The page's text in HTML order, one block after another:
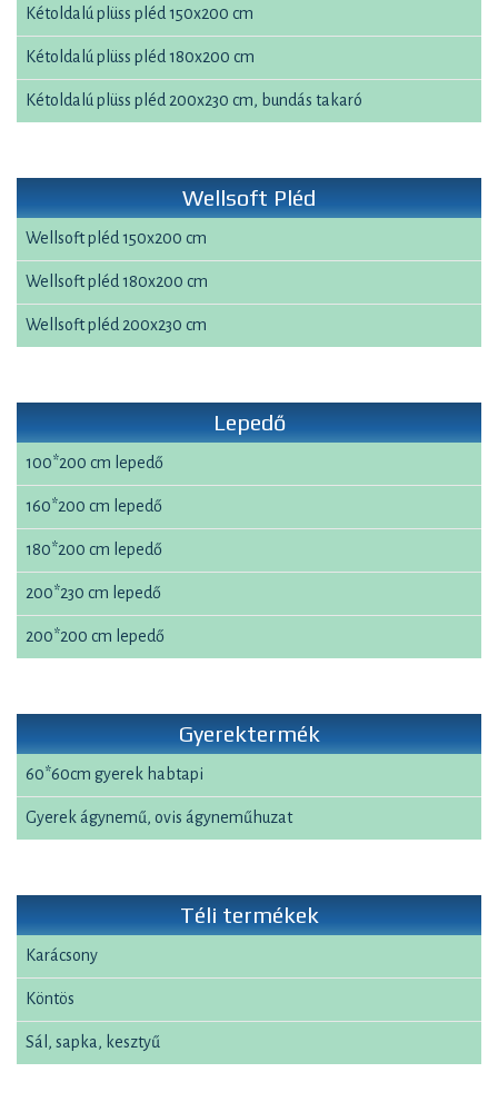
Kétoldalú plüss pléd 150x200 cm
Kétoldalú plüss pléd 180x200 cm
Kétoldalú plüss pléd 200x230 cm, bundás takaró
Wellsoft Pléd
Wellsoft pléd 150x200 cm
Wellsoft pléd 180x200 cm
Wellsoft pléd 200x230 cm
Lepedő
100*200 cm lepedő
160*200 cm lepedő
180*200 cm lepedő
200*230 cm lepedő
200*200 cm lepedő
Gyerektermék
60*60cm gyerek habtapi
Gyerek ágynemű, ovis ágyneműhuzat
Téli termékek
Karácsony
Köntös
Sál, sapka, kesztyű